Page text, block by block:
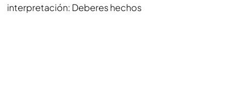
interpretación: Deberes hechos